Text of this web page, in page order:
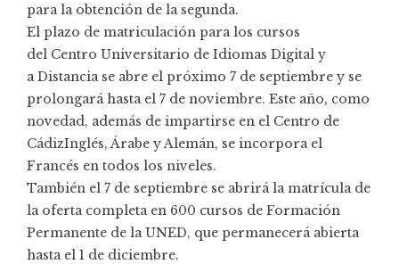
para la obtención de la segunda.
El plazo de matriculación para los cursos
del Centro Universitario de Idiomas Digital y
a Distancia se abre el próximo 7 de septiembre y se
prolongará hasta el 7 de noviembre. Este año, como
novedad, además de impartirse en el Centro de
CádizInglés, Árabe y Alemán, se incorpora el
Francés en todos los niveles.
También el 7 de septiembre se abrirá la matrícula de
la oferta completa en 600 cursos de Formación
Permanente de la UNED, que permanecerá abierta
hasta el 1 de diciembre.